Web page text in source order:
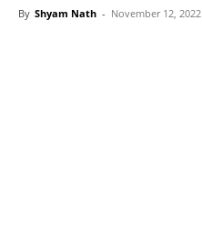
By Shyam Nath - November 12, 2022